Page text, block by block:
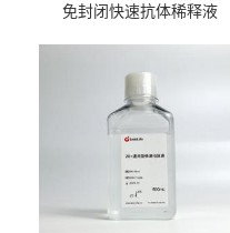
免封闭快速抗体稀释液